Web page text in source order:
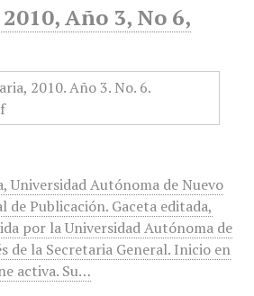
Año 3, No 6,
Universidad Autónoma de Nuevo
de Publicación. Gaceta editada,
por la Universidad Autónoma de
de la Secretaria General. Inicio en
activa. Su…